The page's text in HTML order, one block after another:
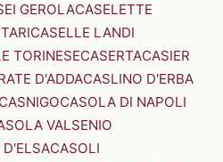
GEROLACASELETTE
CASELLE LANDI
TORINESECASERTACASIER
D'ADDACASLINO D'ERBA
CASNIGOCASOLA DI NAPOLI
VALSENIO
D'ELSACASOLI